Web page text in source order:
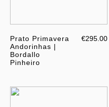
Prato Primavera
Andorinhas |
Bordallo
Pinheiro
€295.00